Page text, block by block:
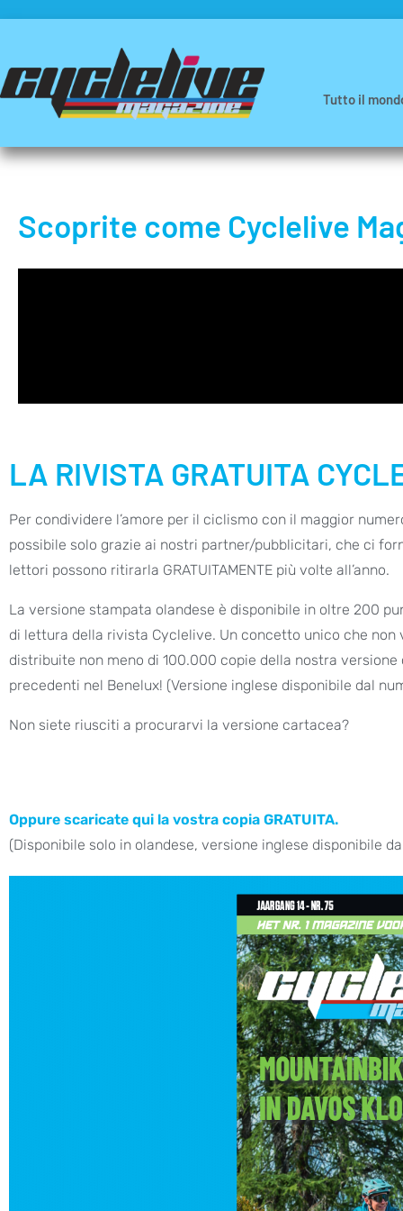
Tutto il
Scoprite come Cyclelive
LA RIVISTA GRATUITA
Per condividere l’amore per il ciclismo con il maggior
possibile solo grazie ai nostri partner/pubblicitari, che ci
lettori possono ritirarla GRATUITAMENTE più volte all’anno.
La versione stampata olandese è disponibile in oltre 200
di lettura della rivista Cyclelive. Un concetto unico che non
distribuite non meno di 100.000 copie della nostra
precedenti nel Benelux! (Versione inglese disponibile dal
Non siete riusciti a procurarvi la versione cartacea?
Oppure scaricate qui la vostra copia GRATUITA.
(Disponibile solo in olandese, versione inglese disponibile